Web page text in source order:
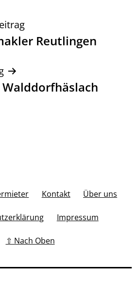
Reutlingen
Kontakt Über uns
Impressum
⇧ Nach Oben